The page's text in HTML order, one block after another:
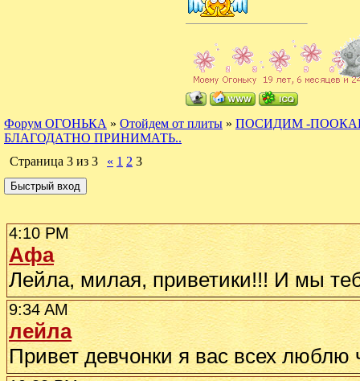
Форум ОГОНЬКА » Отойдем от плиты » ПОСИДИМ -
БЛАГОДАТНО ПРИНИМАТЬ..
Страница 3 из 3 « 1 2 3